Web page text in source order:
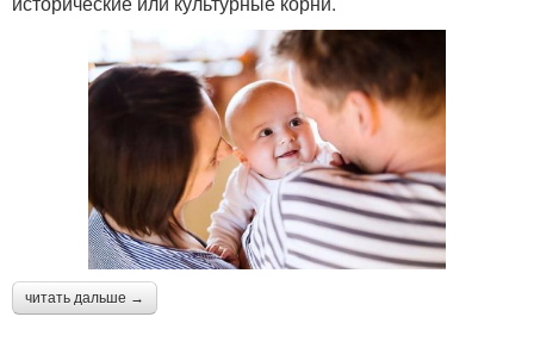
читать дальше →